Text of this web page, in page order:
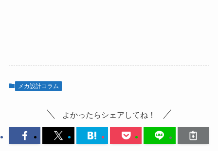
メカ設計コラム
よかったらシェアしてね！